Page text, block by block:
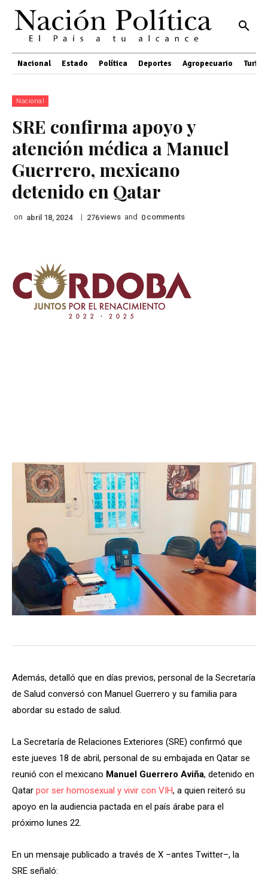
Nacional Estado Política Deportes Agropecuario
Nacional
SRE confirma apoyo y
atención médica a Manuel
Guerrero, mexicano
detenido en Qatar
on abril 18, 2024 | 276views and 0 comments
Además, detalló que en días previos, personal de la Secretaría
de Salud conversó con Manuel Guerrero y su familia para
abordar su estado de salud.
La Secretaría de Relaciones Exteriores (SRE) confirmó que
este jueves 18 de abril, personal de su embajada en Qatar se
reunió con el mexicano Manuel Guerrero Aviña, detenido en
Qatar por ser homosexual y vivir con VIH, a quien reiteró su
apoyo en la audiencia pactada en el país árabe para el
próximo lunes 22.
En un mensaje publicado a través de X –antes Twitter–, la
SRE señaló: